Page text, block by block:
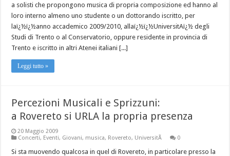
a solisti che propongono musica di propria composizione ed hanno al
loro interno almeno uno studente o un dottorando iscritto, per
laï¿½ï¿½anno accademico 2009/2010, allaï¿½ï¿½UniversitAï¿½ degli
Studi di Trento o al Conservatorio, oppure residente in provincia di
Trento e iscritto in altri Atenei italiani [...]
Leggi tutto »
Percezioni Musicali e Sprizzuni:
a Rovereto si URLA la propria presenza
20 Maggio 2009
Concerti, Eventi, Giovani, musica, Rovereto, UniversitÃ 0
Si sta muovendo qualcosa in quel di Rovereto, in particolare presso la